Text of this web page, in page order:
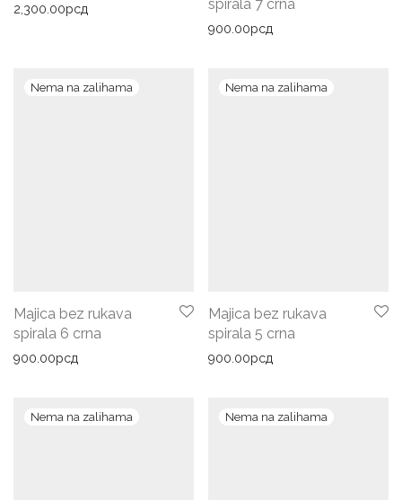
2,300.00рсд
spirala 7 crna
900.00рсд
Majica bez rukava
spirala 6 crna
900.00рсд
Majica bez rukava
spirala 5 crna
900.00рсд